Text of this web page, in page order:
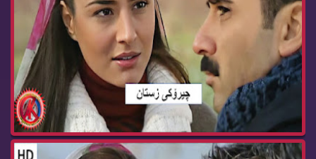
زنجیره‌ درامای چیرۆكی زستان ئه‌ڵقه‌ی 88 cheroke...